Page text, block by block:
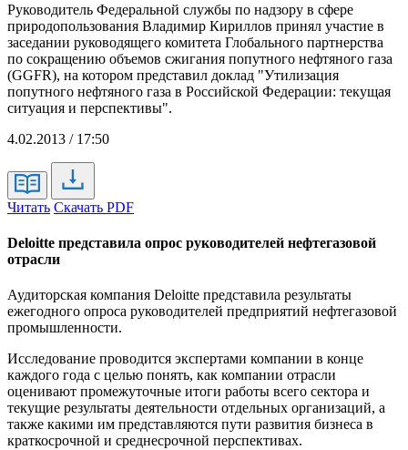
Руководитель Федеральной службы по надзору в сфере
природопользования Владимир Кириллов принял участие в
заседании руководящего комитета Глобального партнерства
по сокращению объемов сжигания попутного нефтяного газа
(GGFR), на котором представил доклад "Утилизация
попутного нефтяного газа в Российской Федерации: текущая
ситуация и перспективы".
4.02.2013 / 17:50
Читать Скачать PDF
Deloitte представила опрос руководителей нефтегазовой
отрасли
Аудиторская компания Deloitte представила результаты
ежегодного опроса руководителей предприятий нефтегазовой
промышленности.
Исследование проводится экспертами компании в конце
каждого года с целью понять, как компании отрасли
оценивают промежуточные итоги работы всего сектора и
текущие результаты деятельности отдельных организаций, а
также какими им представляются пути развития бизнеса в
краткосрочной и среднесрочной перспективах.